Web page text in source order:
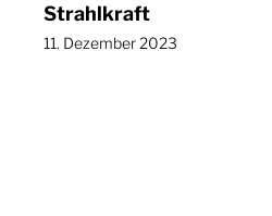
Strahlkraft
11. Dezember 2023